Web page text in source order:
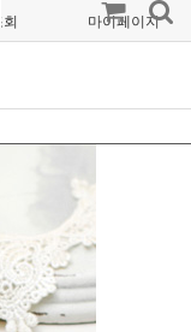
마이페이지